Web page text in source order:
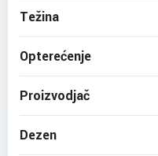
Težina
Opterećenje
Proizvodjač
Dezen